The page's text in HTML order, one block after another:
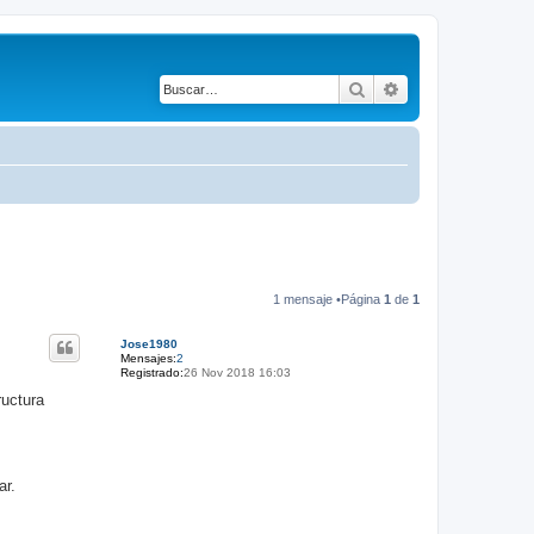
Buscar
1 mensaje •Página 1 de 1
Jose1980
Mensajes:2
Registrado:26 Nov 2018 16:03